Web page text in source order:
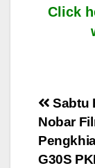
Click
Post
Sabtu
Nobar
G30S PKI